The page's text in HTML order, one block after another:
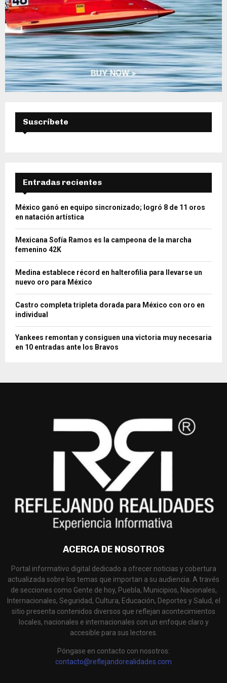
Suscríbete
Entradas recientes
México ganó en equipo sincronizado; logró 8 de 11 oros
en natación artística
Mexicana Sofía Ramos es la campeona de la marcha
femenino 42K
Medina establece récord en halterofilia para llevarse un
nuevo oro para México
Castro completa tripleta dorada para México con oro en
individual
Yankees remontan y consiguen una victoria muy necesaria
en 10 entradas ante los Bravos
ACERCA DE NOSOTROS
Portal informativo digital dedicado a ofrecer noticias y cobertura
actualizada sobre los temas que importan a su audiencia. A través
de secciones como Gente de hoy, Puebla, Municipios, Nacionales,
Internacionales, Seguridad, Cultura, Educación, Deportes y Salud, el
sitio presenta contenidos diversos que reflejan acontecimientos
locales, nacionales e internacionales con un enfoque claro y
accesible para sus lectores.
Póngase en contacto con nosotros:
contacto@reflejandorealidades.com